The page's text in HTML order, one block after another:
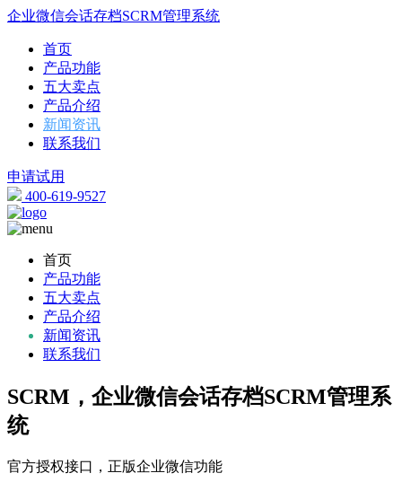
企业微信会话存档SCRM管理系统
首页
产品功能
五大卖点
产品介绍
新闻资讯
联系我们
申请试用
400-619-9527
首页
产品功能
五大卖点
产品介绍
新闻资讯
联系我们
SCRM，企业微信会话存档SCRM管理系
统
官方授权接口，正版企业微信功能